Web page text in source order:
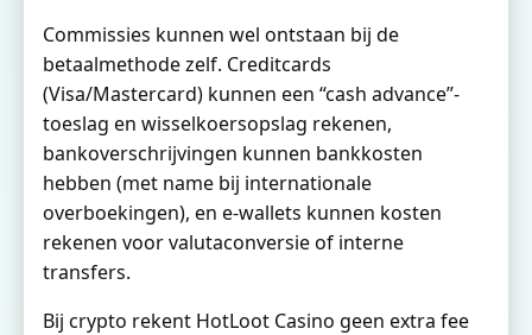
Commissies kunnen wel ontstaan bij de
betaalmethode zelf. Creditcards
(Visa/Mastercard) kunnen een “cash advance”-
toeslag en wisselkoersopslag rekenen,
bankoverschrijvingen kunnen bankkosten
hebben (met name bij internationale
overboekingen), en e-wallets kunnen kosten
rekenen voor valutaconversie of interne
transfers.
Bij crypto rekent HotLoot Casino geen extra fee